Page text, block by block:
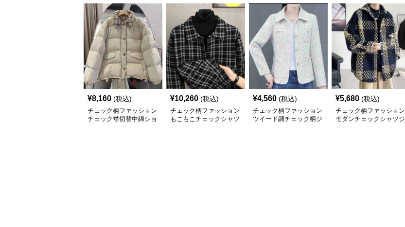
¥8,160 (税込)
チェック柄ファッション
チェック襟切替中綿ショ
¥10,260 (税込)
チェック柄ファッション
もこもこチェックシャツ
¥4,560 (税込)
チェック柄ファッション
ツイード調チェック柄ジ
¥5,680 (税込)
チェック柄ファッション
モダンチェックシャツジ